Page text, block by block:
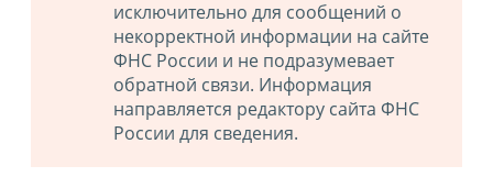
исключительно для сообщений о
некорректной информации на сайте
ФНС России и не подразумевает
обратной связи. Информация
направляется редактору сайта ФНС
России для сведения.